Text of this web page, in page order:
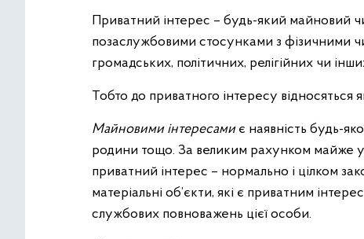
Приватний інтерес – будь-який майновий
позаслужбовими стосунками з фізичними
громадських, політичних, релігійних чи
Тобто до приватного інтересу відносяться
Майновими інтересамиє наявність будь-
родини тощо. За великим рахунком майже у
приватний інтерес – нормально і цілком
матеріальні об’єкти, які є приватним
службових повноважень цієї особи.